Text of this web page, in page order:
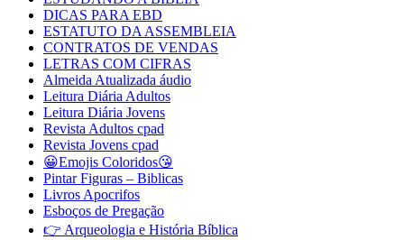
DICAS PARA EBD
ESTATUTO DA ASSEMBLEIA
CONTRATOS DE VENDAS
LETRAS COM CIFRAS
Almeida Atualizada áudio
Leitura Diária Adultos
Leitura Diária Jovens
Revista Adultos cpad
Revista Jovens cpad
😀Emojis Coloridos😘
Pintar Figuras – Biblicas
Livros Apocrifos
Esboços de Pregação
👉 Arqueologia e História Bíblica